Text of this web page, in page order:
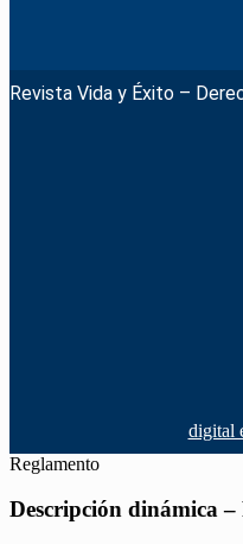
Revista Vida y Éxito –
digital
Reglamento
Descripción dinámica –